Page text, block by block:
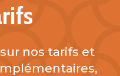
nos tarifs et